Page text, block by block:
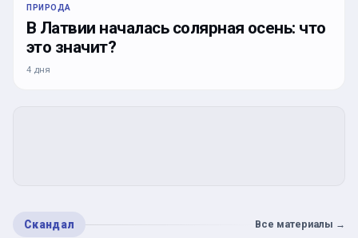
ПРИРОДА
В Латвии началась солярная осень: что
это значит?
4 дня
Скандал Все материалы →